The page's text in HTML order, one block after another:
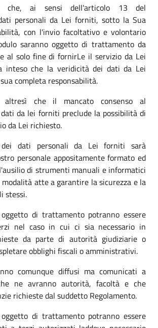
che, ai sensi dell'articolo 13 del
personali da Lei forniti, sotto la Sua
con l'invio facoltativo e volontario
saranno oggetto di trattamento da
al solo fine di fornirLe il servizio da Lei
inteso che la veridicità dei dati da Lei
completa responsabilità.
altresì che il mancato consenso al
da lei forniti preclude la possibilità di
da Lei richiesto.
dati personali da Lei forniti sarà
personale appositamente formato ed
di strumenti manuali e informatici
atte a garantire la sicurezza e la
stessi.
di trattamento potranno essere
nel caso in cui ci sia necessario in
da parte di autorità giudiziarie o
obblighi fiscali o amministrativi.
comunque diffusi ma comunicati a
ne avranno autorità, facoltà e che
richieste dal suddetto Regolamento.
di trattamento potranno essere